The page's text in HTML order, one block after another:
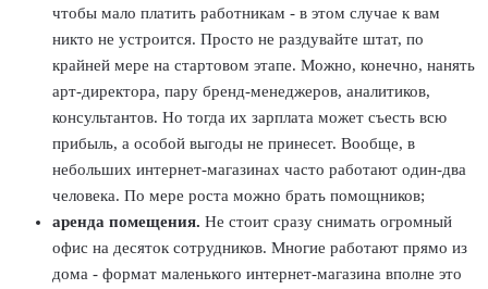
чтобы мало платить работникам - в этом случае к вам
никто не устроится. Просто не раздувайте штат, по
крайней мере на стартовом этапе. Можно, конечно, нанять
арт-директора, пару бренд-менеджеров, аналитиков,
консультантов. Но тогда их зарплата может съесть всю
прибыль, а особой выгоды не принесет. Вообще, в
небольших интернет-магазинах часто работают один-два
человека. По мере роста можно брать помощников;
аренда помещения. Не стоит сразу снимать огромный
офис на десяток сотрудников. Многие работают прямо из
дома - формат маленького интернет-магазина вполне это